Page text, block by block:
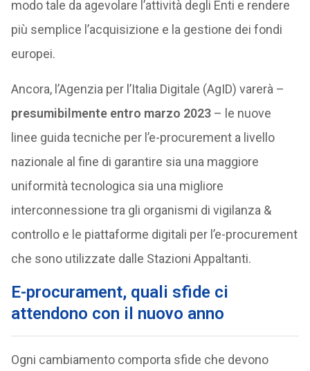
modo tale da agevolare l’attività degli Enti e rendere
più semplice l’acquisizione e la gestione dei fondi
europei.
Ancora, l’Agenzia per l’Italia Digitale (AgID) varerà –
presumibilmente entro marzo 2023– le nuove
linee guida tecniche per l’e-procurement a livello
nazionale al fine di garantire sia una maggiore
uniformità tecnologica sia una migliore
interconnessione tra gli organismi di vigilanza &
controllo e le piattaforme digitali per l’e-procurement
che sono utilizzate dalle Stazioni Appaltanti.
E-procurament, quali sfide ci
attendono con il nuovo anno
Ogni cambiamento comporta sfide che devono